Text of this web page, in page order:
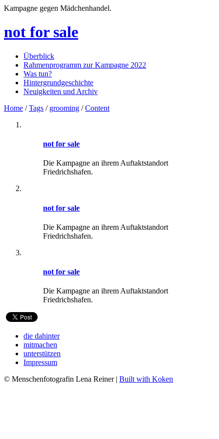
Kampagne gegen Mädchenhandel.
not for sale
Überblick
Rahmenprogramm zur Kampagne 2022
Was tun?
Hintergrundgeschichte
Neuigkeiten und Archiv
Home /Tags / grooming /Content
not for sale
Die Kampagne an ihrem Auftaktstandort
Friedrichshafen.
not for sale
Die Kampagne an ihrem Auftaktstandort
Friedrichshafen.
not for sale
Die Kampagne an ihrem Auftaktstandort
Friedrichshafen.
die dahinter
mitmachen
unterstützen
Impressum
© Menschenfotografin Lena Reiner | Built with Koken